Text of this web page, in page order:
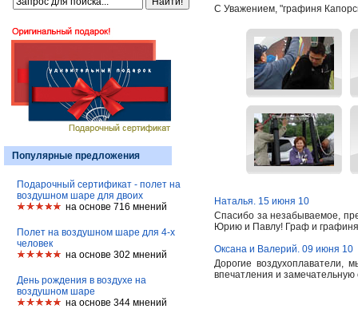
Популярные предложения
Подарочный сертификат - полет на
воздушном шаре для двоих
на основе 716 мнений
Полет на воздушном шаре для 4-х
человек
на основе 302 мнений
День рождения в воздухе на
воздушном шаре
на основе 344 мнений
С Уважением, "графиня
Наталья. 15 июня 10
Спасибо за незабываемое,
Юрию и Павлу! Граф и
Оксана и Валерий. 09 июня 10
Дорогие
впечатления и